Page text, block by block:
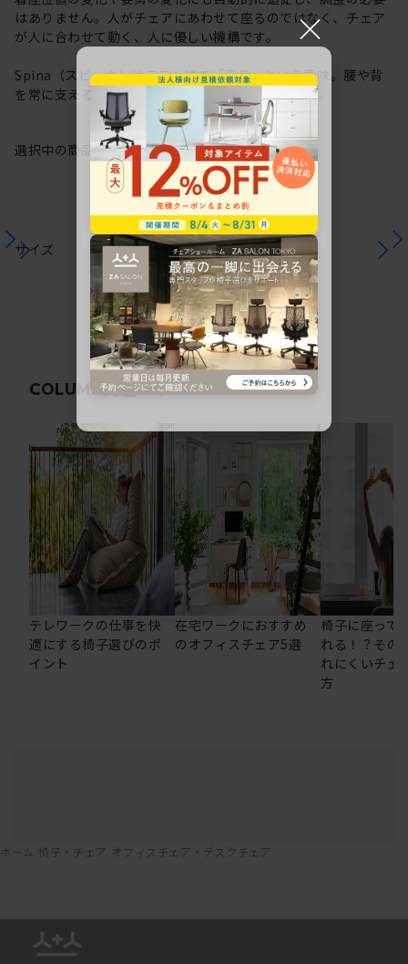
はありません。人がチェアにあわせて座るのではなく、チェア
が人に合わせて動く、人に優しい機構です。
Spina（スピーナ）はラテン語で「背骨」という意味。腰や背
を常に支える機構から、その名が付けられています。
選択中の商品情報保証注意事項
サイズ
COLUMN関連コラム
テレワークの仕事を快
適にする椅子選びのポ
イント
在宅ワークにおすすめ
のオフィスチェア5選
椅子に座って
れる！？その
れにくいチェ
方
ホーム 椅子・チェア オフィスチェア・デスクチェア
×